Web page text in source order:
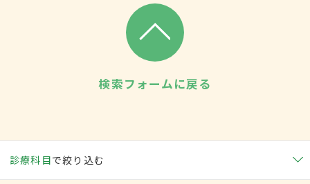
検索フォームに戻る
診療科目で絞り込む